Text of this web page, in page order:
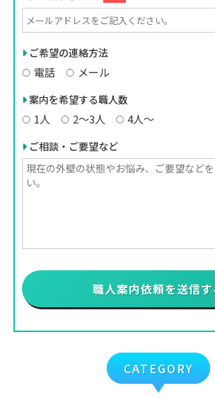
ご希望の連絡方法
電話 メール
案内を希望する職人数
1人 2〜3人 4人〜
ご相談・ご要望など
CATEGORY